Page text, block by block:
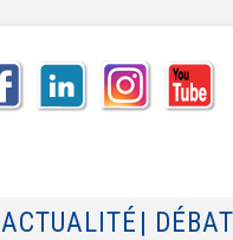
| ACTUALITÉ |